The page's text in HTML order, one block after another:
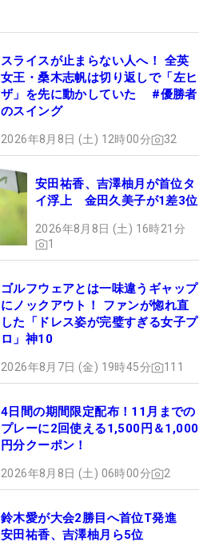
スライスが止まらない人へ！ 全英
女王・桑木志帆は切り返しで「左ヒ
ザ」を先に動かしていた #優勝者
のスイング
2026年8月8日 (土) 12時00分 32
安田祐香、吉澤柚月が首位タ
イ浮上 金田久美子が1差3位
2026年8月8日 (土) 16時21分
1
ゴルフウェアとは一味違うギャップ
にノックアウト！ ファンが惚れ直
した「ドレス姿が完璧すぎる女子プ
ロ」神10
2026年8月7日 (金) 19時45分 111
4日間の期間限定配布！11月までの
プレーに2回使える1,500円＆1,000
円分クーポン！
2026年8月8日 (土) 06時00分 2
鈴木愛が大会2勝目へ首位T発進
安田祐香、吉澤柚月ら5位